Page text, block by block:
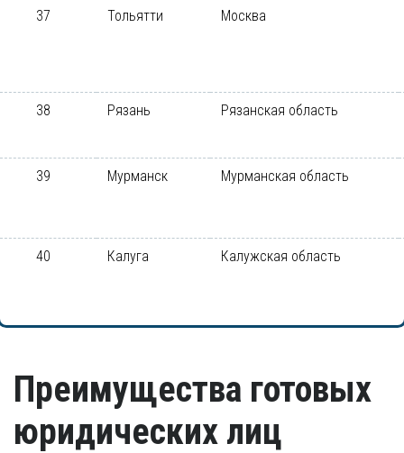
37 Тольятти Москва
38 Рязань Рязанская область
39 Мурманск Мурманская область
40 Калуга Калужская область
Преимущества готовых
юридических лиц